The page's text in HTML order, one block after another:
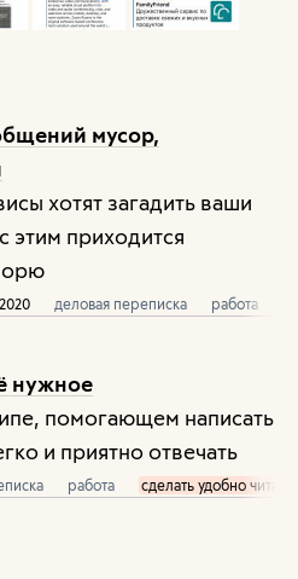
мусор,
хотят загадить ваши
этим приходится
2020 деловая переписка работа
нужное
помогающем написать
и приятно отвечать
работа сделать удобно